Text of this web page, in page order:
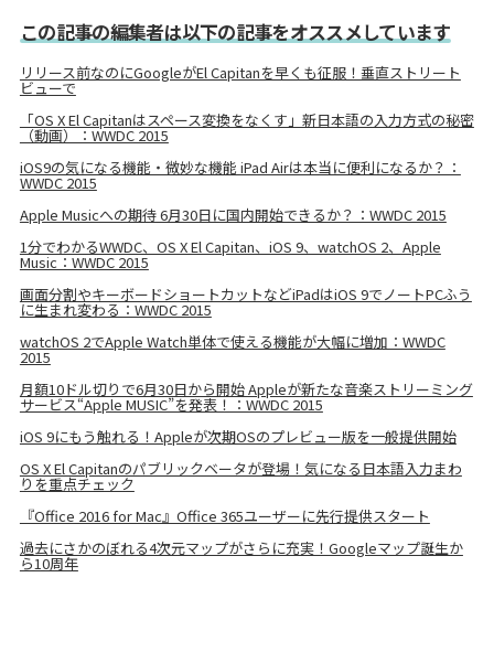
この記事の編集者は以下の記事をオススメしています
リリース前なのにGoogleがEl Capitanを早くも征服！垂直ストリート
ビューで
「OS X El Capitanはスペース変換をなくす」新日本語の入力方式の秘密
（動画）：WWDC 2015
iOS9の気になる機能・微妙な機能 iPad Airは本当に便利になるか？：
WWDC 2015
Apple Musicへの期待 6月30日に国内開始できるか？：WWDC 2015
1分でわかるWWDC、OS X El Capitan、iOS 9、watchOS 2、Apple
Music：WWDC 2015
画面分割やキーボードショートカットなどiPadはiOS 9でノートPCふう
に生まれ変わる：WWDC 2015
watchOS 2でApple Watch単体で使える機能が大幅に増加：WWDC
2015
月額10ドル切りで6月30日から開始 Appleが新たな音楽ストリーミング
サービス“Apple MUSIC”を発表！：WWDC 2015
iOS 9にもう触れる！Appleが次期OSのプレビュー版を一般提供開始
OS X El Capitanのパブリックベータが登場！気になる日本語入力まわ
りを重点チェック
『Office 2016 for Mac』Office 365ユーザーに先行提供スタート
過去にさかのぼれる4次元マップがさらに充実！Googleマップ誕生か
ら10周年